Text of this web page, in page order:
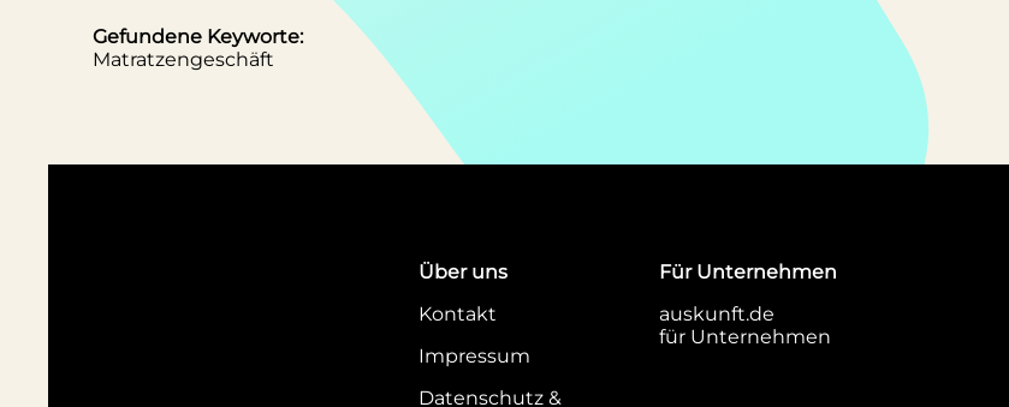
Gefundene Keyworte:
Matratzengeschäft
Über uns
Kontakt
Impressum
Datenschutz &
Für Unternehmen
auskunft.de
für Unternehmen